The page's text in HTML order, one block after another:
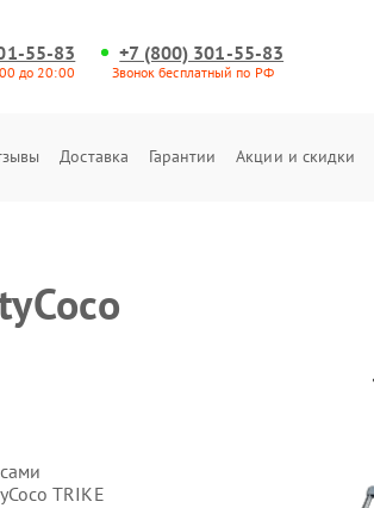
55-83
до 20:00
+7 (800) 301-55-83
Звонок бесплатный по РФ
Доставка Гарантии Акции и скидки
TRIKE